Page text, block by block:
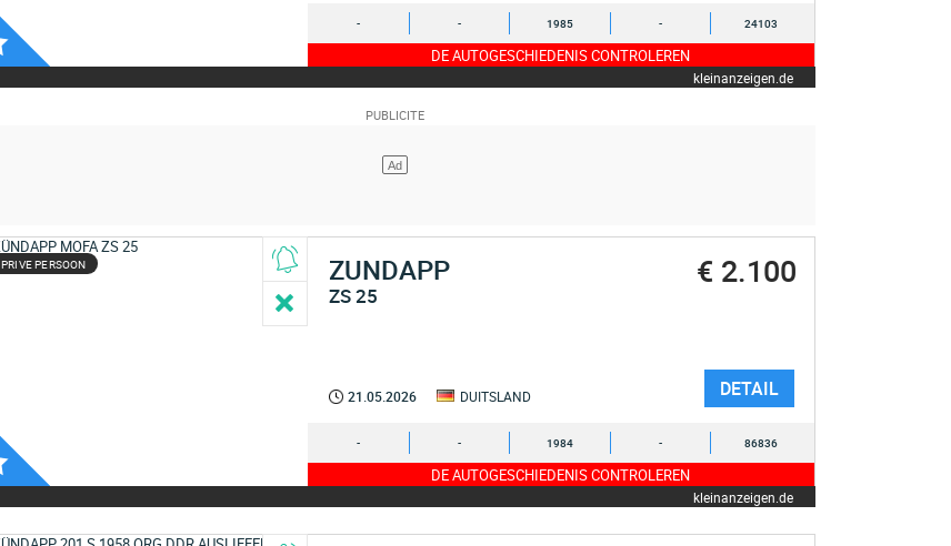
- - 1985 - 24103
DE AUTOGESCHIEDENIS CONTROLEREN
kleinanzeigen.de
PRIVE PERSOON ZUNDAPP
ZS 25
€ 2.100
21.05.2026 DUITSLAND DETAIL
- - 1984 - 86836
DE AUTOGESCHIEDENIS CONTROLEREN
kleinanzeigen.de